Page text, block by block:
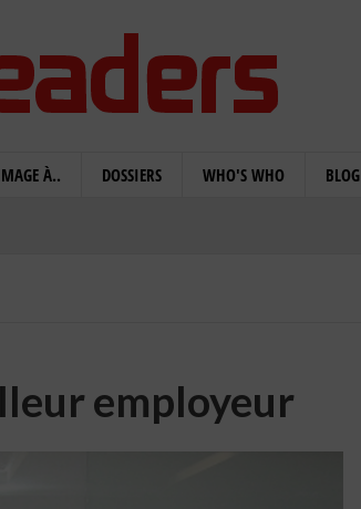
À.. DOSSIERS WHO'S WHO BLOG
employeur